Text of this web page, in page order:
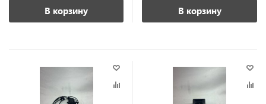
В корзину В корзину